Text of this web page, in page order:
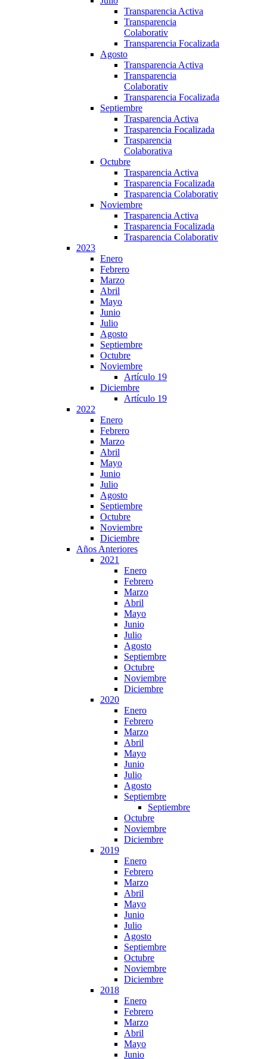
Transparencia Activa
Transparencia
Colaborativ
Transparencia Focalizada
Agosto
Transparencia Activa
Transparencia
Colaborativ
Transparencia Focalizada
Septiembre
Trasparencia Activa
Trasparencia Focalizada
Trasparencia
Colaborativa
Octubre
Trasparencia Activa
Trasparencia Focalizada
Trasparencia Colaborativ
Noviembre
Trasparencia Activa
Trasparencia Focalizada
Trasparencia Colaborativ
2023
Enero
Febrero
Marzo
Abril
Mayo
Junio
Julio
Agosto
Septiembre
Octubre
Noviembre
Artículo 19
Diciembre
Artículo 19
2022
Enero
Febrero
Marzo
Abril
Mayo
Junio
Julio
Agosto
Septiembre
Octubre
Noviembre
Diciembre
Años Anteriores
2021
Enero
Febrero
Marzo
Abril
Mayo
Junio
Julio
Agosto
Septiembre
Octubre
Noviembre
Diciembre
2020
Enero
Febrero
Marzo
Abril
Mayo
Junio
Julio
Agosto
Septiembre
Septiembre
Octubre
Noviembre
Diciembre
2019
Enero
Febrero
Marzo
Abril
Mayo
Junio
Julio
Agosto
Septiembre
Octubre
Noviembre
Diciembre
2018
Enero
Febrero
Marzo
Abril
Mayo
Junio